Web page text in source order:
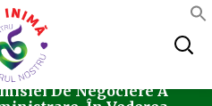
Sector 5
Aprobarea
De Negociere A